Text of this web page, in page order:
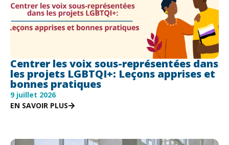
Centrer les voix sous-représentées dans
les projets LGBTQI+: Leçons apprises et
bonnes pratiques
9 juillet 2026
EN SAVOIR PLUS